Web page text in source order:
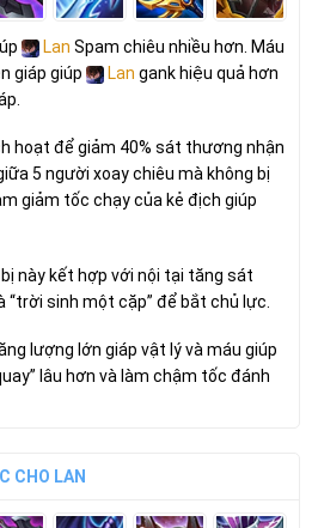
Lan Spam chiêu nhiều hơn. Máu
giáp giúp
Lan gank hiệu quả hơn
hoạt để giảm 40% sát thương nhận
5 người xoay chiêu mà không bị
giảm tốc chạy của kẻ địch giúp
này kết hợp với nội tại tăng sát
“trời sinh một cặp” để bắt chủ lực.
lượng lớn giáp vật lý và máu giúp
lâu hơn và làm chậm tốc đánh
CHO LAN